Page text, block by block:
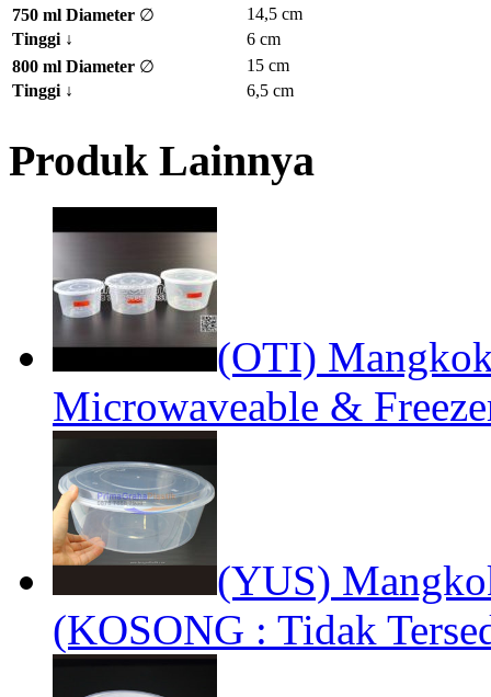
750 ml Diameter ∅
14,5 cm
Tinggi ↓
6 cm
800 ml Diameter ∅
15 cm
Tinggi ↓ 6,5 cm
Produk Lainnya
(OTI)
Microwaveable &
(YUS)
(KOSONG : Tidak